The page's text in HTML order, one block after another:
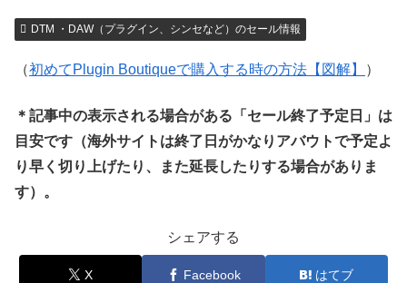
DTM ・DAW（プラグイン、シンセなど）のセール情報
（初めてPlugin Boutiqueで購入する時の方法【図解】 ）
＊記事中の表示される場合がある「セール終了予定日」は
目安です（海外サイトは終了日がかなりアバウトで予定よ
り早く切り上げたり、また延長したりする場合がありま
す）。
シェアする
X Facebook はてブ